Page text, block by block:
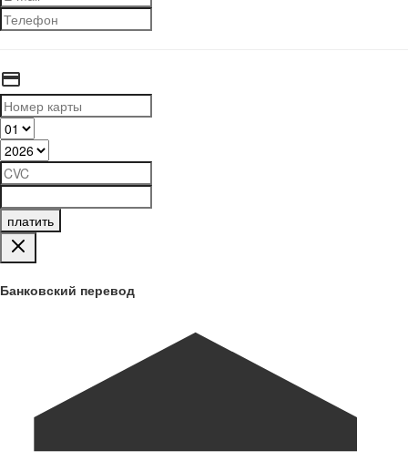
платить
Банковский перевод